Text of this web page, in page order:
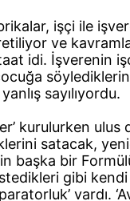
işçi ile
ve
idi. İşverenin
sayılıyordu.
kurulurken
satacak,
başka bir
gibi
vardı.